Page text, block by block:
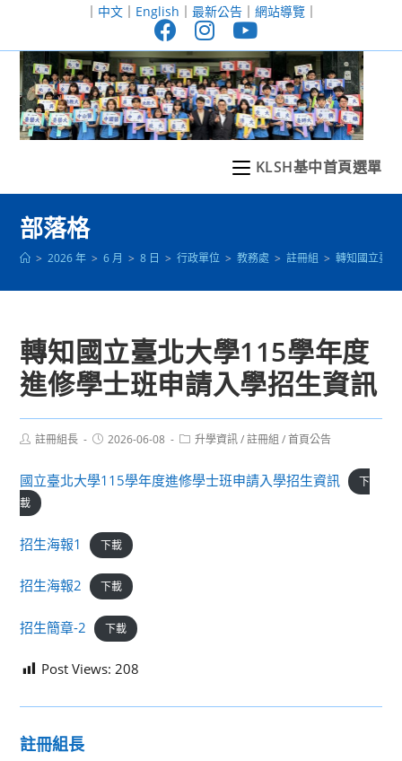
至
｜ 中文｜ English ｜ 最新公告｜ 網站導覽｜
KLSH基中首頁選單
部落格
> 2026 年 > 6 月 > 8 日 > 行政單位 > 教務處 > 註冊組 > 轉知國立臺
轉知國立臺北大學115學年度
進修學士班申請入學招生資訊
Post註冊組長
Post2026-06-08
Post升學資訊 / 註冊組 / 首頁公告
國立臺北大學115學年度進修學士班申請入學招生資訊
下
載
招生海報1 下載
招生海報2 下載
招生簡章-2 下載
Post Views: 208
註冊組長